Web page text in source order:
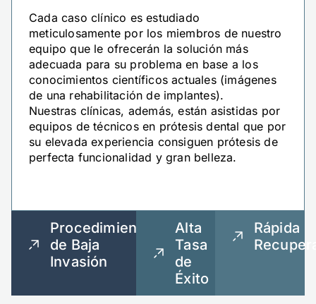
Cada caso clínico es estudiado
meticulosamente por los miembros de nuestro
equipo que le ofrecerán la solución más
adecuada para su problema en base a los
conocimientos científicos actuales (imágenes
de una rehabilitación de implantes).
Nuestras clínicas, además, están asistidas por
equipos de técnicos en prótesis dental que por
su elevada experiencia consiguen prótesis de
perfecta funcionalidad y gran belleza.
Procedimientos
de Baja
Invasión
Alta
Tasa
de
Éxito
Rápida